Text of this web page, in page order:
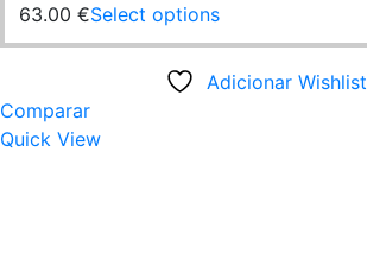
63.00 €Select options
Adicionar Wishlist
Comparar
Quick View